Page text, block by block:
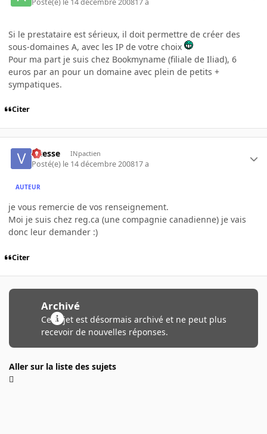
Si le prestataire est sérieux, il doit permettre de créer des
sous-domaines A, avec les IP de votre choix
Pour ma part je suis chez Bookmyname (filiale de Iliad), 6
euros par an pour un domaine avec plein de petits +
sympatiques.
Citer
vitesse INpactien
Posté(e) le 14 décembre 200817 a
AUTEUR
je vous remercie de vos renseignement.
Moi je suis chez reg.ca (une compagnie canadienne) je vais
donc leur demander :)
Citer
Archivé
Ce sujet est désormais archivé et ne peut plus
recevoir de nouvelles réponses.
Aller sur la liste des sujets